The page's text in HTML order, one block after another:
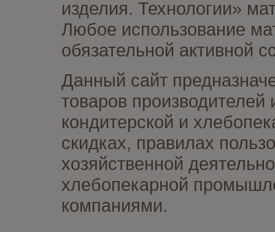
изделия. Технологии»
Любое использование
обязательной активной
Данный сайт
товаров
кондитерской и
скидках, правилах
хозяйственной
хлебопекарной
компаниями.